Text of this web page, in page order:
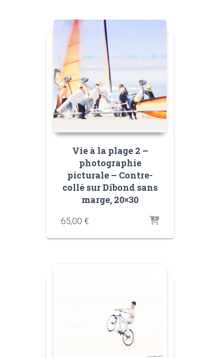
Vie à la plage 2 –
photographie
picturale – Contre-
collé sur Dibond sans
marge, 20×30
65,00 €